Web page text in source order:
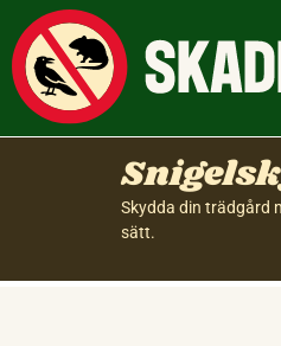
Skydda din trädgård
sätt.